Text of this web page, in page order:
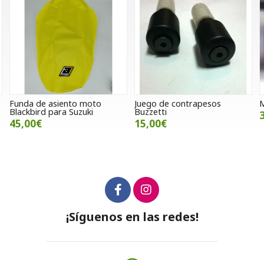
Juego de contrapesos
Buzzetti
15,00€
Manoplas Kum modelo 264
37,00€
¡Síguenos en las redes!